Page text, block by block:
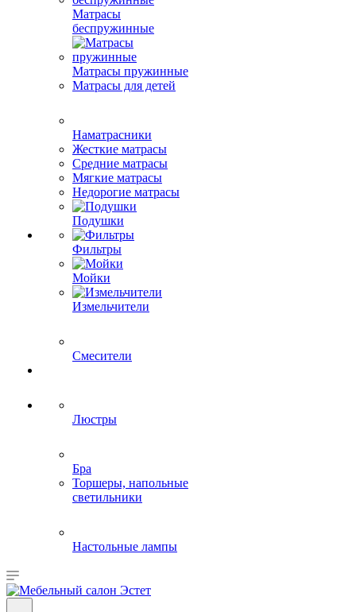
Матрасы
беспружинные
Матрасы пружинные
Матрасы для детей
Наматрасники
Жесткие матрасы
Средние матрасы
Мягкие матрасы
Недорогие матрасы
Подушки
Фильтры
Мойки
Измельчители
Смесители
Люстры
Бра
Торшеры, напольные
светильники
Настольные лампы